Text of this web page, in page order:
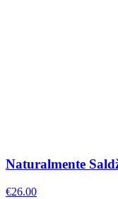
Naturalmente
€26.00